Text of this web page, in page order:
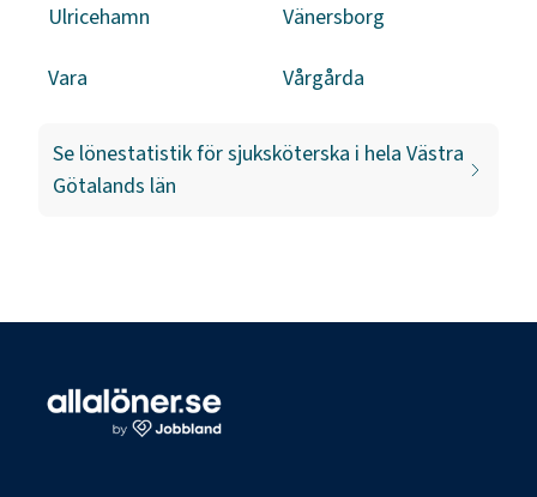
Ulricehamn Vänersborg
Vara Vårgårda
Se lönestatistik försjuksköterska i hela Västra
Götalands län